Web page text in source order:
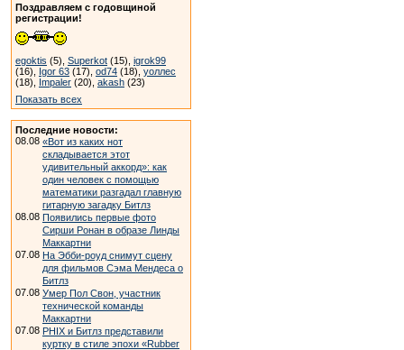
Поздравляем с годовщиной
регистрации!
egoktis (5), Superkot (15), igrok99
(16), Igor 63 (17), od74 (18), уоллес
(18), Impaler (20), akash (23)
Показать всех
Последние новости:
08.08 «Вот из каких нот
складывается этот
удивительный аккорд»: как
один человек с помощью
математики разгадал главную
гитарную загадку Битлз
08.08 Появились первые фото
Сирши Ронан в образе Линды
Маккартни
07.08 На Эбби-роуд снимут сцену
для фильмов Сэма Мендеса о
Битлз
07.08 Умер Пол Свон, участник
технической команды
Маккартни
07.08 PHIX и Битлз представили
куртку в стиле эпохи «Rubber